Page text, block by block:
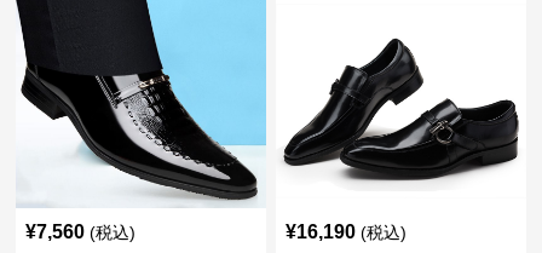
¥7,560 (税込) ¥16,190 (税込)